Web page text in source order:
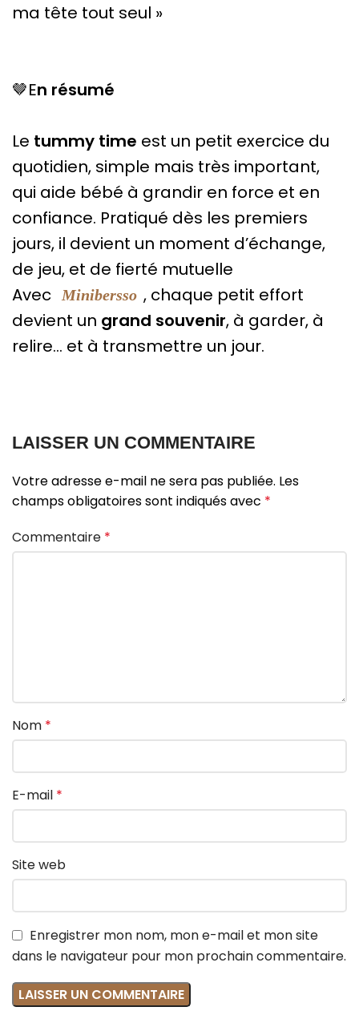
ma tête tout seul »
🤎En résumé
Le tummy time est un petit exercice du
quotidien, simple mais très important,
qui aide bébé à grandir en force et en
confiance. Pratiqué dès les premiers
jours, il devient un moment d’échange,
de jeu, et de fierté mutuelle
Avec
Minibersso , chaque petit effort
devient un grand souvenir, à garder, à
relire… et à transmettre un jour.
LAISSER UN COMMENTAIRE
Votre adresse e-mail ne sera pas publiée. Les
champs obligatoires sont indiqués avec *
Commentaire *
Nom *
E-mail *
Site web
Enregistrer mon nom, mon e-mail et mon site
dans le navigateur pour mon prochain commentaire.